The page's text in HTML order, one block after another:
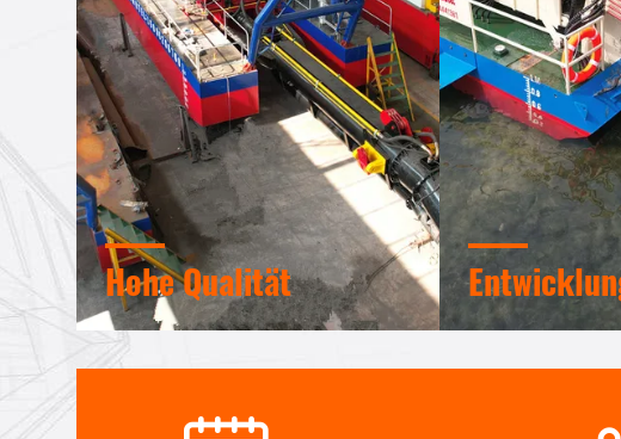
Hohe Qualität
Vertrauenssiegel, Bonitätsprüfung,
RoSH und Beurteilung der
verfügt über ein strenges
Designteam und
können